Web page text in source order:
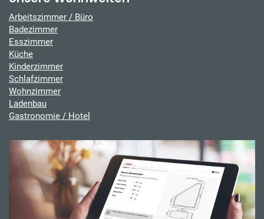
Arbeitszimmer / Büro
Badezimmer
Esszimmer
Küche
Kinderzimmer
Schlafzimmer
Wohnzimmer
Ladenbau
Gastronomie / Hotel